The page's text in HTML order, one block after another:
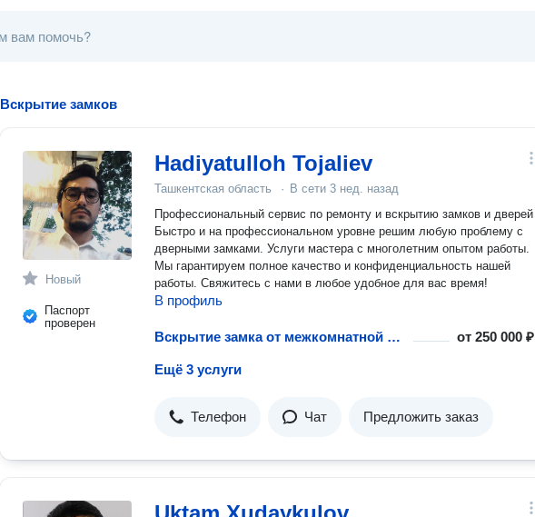
Вскрытие замков
Новый
Паспорт
проверен
Hadiyatulloh Tojaliev
Ташкентская область · В сети 3 нед. назад
Профессиональный сервис по ремонту и вскрытию замков и дверей
Быстро и на профессиональном уровне решим любую проблему с
дверными замками. Услуги мастера с многолетним опытом работы.
Мы гарантируем полное качество и конфиденциальность нашей
работы. Свяжитесь с нами в любое удобное для вас время!
В профиль
Вскрытие замка от межкомнатной двери от250 000 ₽
Ещё 3 услуги
Телефон Чат Предложить заказ